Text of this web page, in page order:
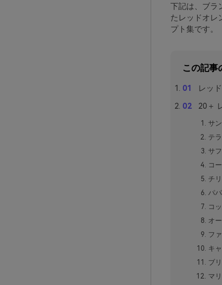
下記は、ブラ
たレッドオレ
プト集です。
この記事
レッ
20＋
サ
テ
サ
コ
チ
パ
コ
オ
フ
キ
ブ
マ